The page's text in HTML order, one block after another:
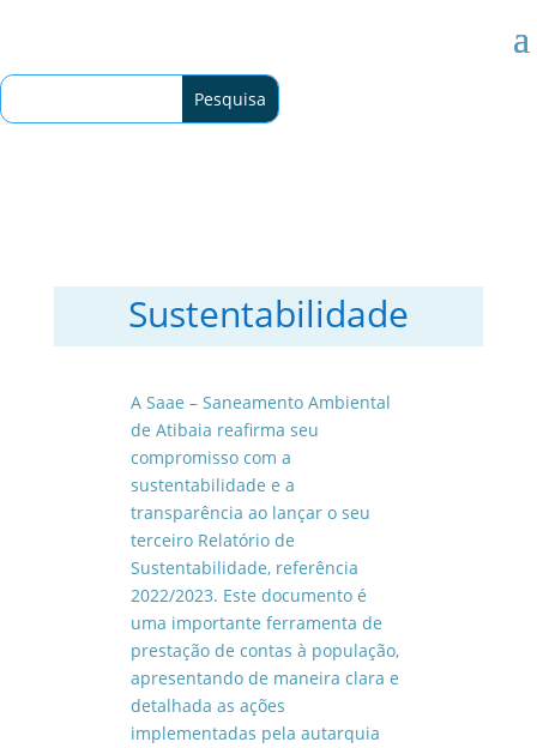
Sustentabilidade
A Saae – Saneamento Ambiental
de Atibaia reafirma seu
compromisso com a
sustentabilidade e a
transparência ao lançar o seu
terceiro Relatório de
Sustentabilidade, referência
2022/2023. Este documento é
uma importante ferramenta de
prestação de contas à população,
apresentando de maneira clara e
detalhada as ações
implementadas pela autarquia